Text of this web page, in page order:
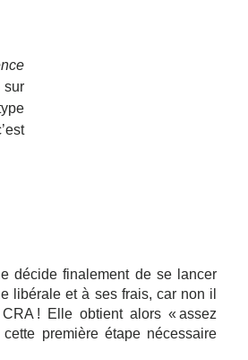
sur
décide finalement de se lancer
libérale et à ses frais, car non il
! Elle obtient alors « assez
première étape nécessaire